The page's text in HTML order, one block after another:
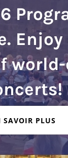
concerts!
SAVOIR PLUS